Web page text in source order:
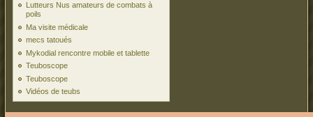
Lutteurs Nus amateurs de combats à
poils
Ma visite médicale
mecs tatoués
Mykodial rencontre mobile et tablette
Teuboscope
Teuboscope
Vidéos de teubs